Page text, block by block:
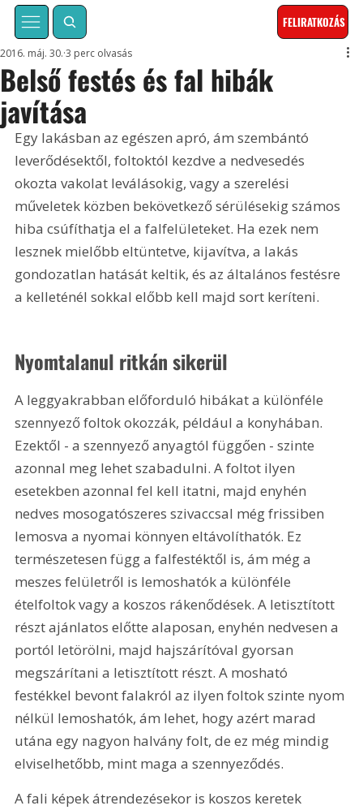
FELIRATKOZÁS
Belső festés és fal hibák
javítása
2016. máj. 30. 3 perc olvasás
Egy lakásban az egészen apró, ám szembántó
leverődésektől, foltoktól kezdve a nedvesedés
okozta vakolat leválásokig, vagy a szerelési
műveletek közben bekövetkező sérülésekig számos
hiba csúfíthatja el a falfelületeket. Ha ezek nem
lesznek mielőbb eltüntetve, kijavítva, a lakás
gondozatlan hatását keltik, és az általános festésre
a kelleténél sokkal előbb kell majd sort keríteni.
Nyomtalanul ritkán sikerül
A leggyakrabban előforduló hibákat a különféle
szennyező foltok okozzák, például a konyhában.
Ezektől - a szennyező anyagtól függően - szinte
azonnal meg lehet szabadulni. A foltot ilyen
esetekben azonnal fel kell itatni, majd enyhén
nedves mosogatószeres szivaccsal még frissiben
lemosva a nyomai könnyen eltávolíthatók. Ez
természetesen függ a falfestéktől is, ám még a
meszes felületről is lemoshatók a különféle
ételfoltok vagy a koszos rákenődések. A letisztított
részt ajánlatos előtte alaposan, enyhén nedvesen a
portól letörölni, majd hajszárítóval gyorsan
megszárítani a letisztított részt. A mosható
festékkel bevont falakról az ilyen foltok szinte nyom
nélkül lemoshatók, ám lehet, hogy azért marad
utána egy nagyon halvány folt, de ez még mindig
elviselhetőbb, mint maga a szennyeződés.
A fali képek átrendezésekor is koszos keretek